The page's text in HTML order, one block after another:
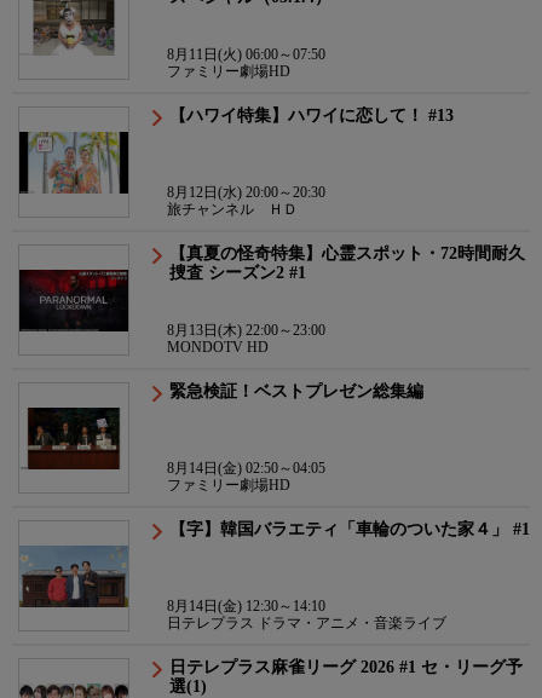
8月11日(火) 06:00～07:50
ファミリー劇場HD
【ハワイ特集】ハワイに恋して！ #13
8月12日(水) 20:00～20:30
旅チャンネル ＨＤ
【真夏の怪奇特集】心霊スポット・72時間耐久
捜査 シーズン2 #1
8月13日(木) 22:00～23:00
MONDOTV HD
緊急検証！ベストプレゼン総集編
8月14日(金) 02:50～04:05
ファミリー劇場HD
【字】韓国バラエティ「車輪のついた家４」 #1
8月14日(金) 12:30～14:10
日テレプラス ドラマ・アニメ・音楽ライブ
日テレプラス麻雀リーグ 2026 #1 セ・リーグ予
選(1)